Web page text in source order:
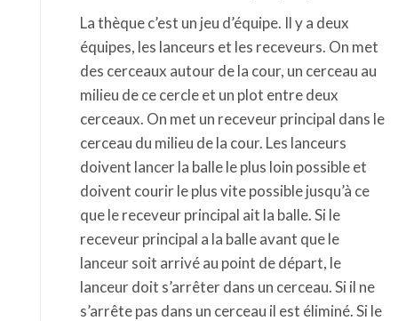
La thèque c’est un jeu d’équipe. Il y a deux
équipes, les lanceurs et les receveurs. On met
des cerceaux autour de la cour, un cerceau au
milieu de ce cercle et un plot entre deux
cerceaux. On met un receveur principal dans le
cerceau du milieu de la cour. Les lanceurs
doivent lancer la balle le plus loin possible et
doivent courir le plus vite possible jusqu’à ce
que le receveur principal ait la balle. Si le
receveur principal a la balle avant que le
lanceur soit arrivé au point de départ, le
lanceur doit s’arrêter dans un cerceau. Si il ne
s’arrête pas dans un cerceau il est éliminé. Si le